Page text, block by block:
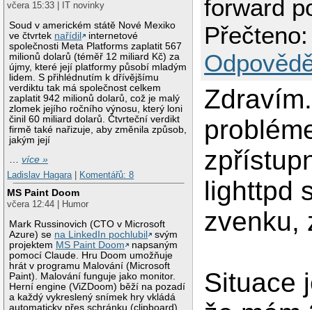
včera 15:33 | IT novinky
Soud v americkém státě Nové Mexiko
ve čtvrtek nařídil
internetové
společnosti Meta Platforms zaplatit 567
milionů dolarů (téměř 12 miliard Kč) za
újmy, které její platformy působí mladým
lidem. S přihlédnutím k dřívějšímu
verdiktu tak má společnost celkem
zaplatit 942 milionů dolarů, což je malý
zlomek jejího ročního výnosu, který loni
činil 60 miliard dolarů. Čtvrteční verdikt
firmě také nařizuje, aby změnila způsob,
jakým její
…více »
Ladislav Hagara
Komentářů: 8
MS Paint Doom
včera 12:44 | Humor
Mark Russinovich (CTO v Microsoft
Azure) se na LinkedIn pochlubil
svým
projektem MS Paint Doom
napsaným
pomocí Claude. Hru Doom umožňuje
hrát v programu Malování (Microsoft
Paint). Malování funguje jako monitor.
Herní engine (ViZDoom) běží na pozadí
a každý vykreslený snímek hry vkládá
automaticky přes schránku (clipboard)
forward
lighttpd
zvenku,
Situace